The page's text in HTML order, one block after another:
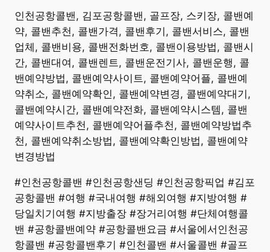
​인천공항콜밴, 김포공항콜밴, 골프장, 스키장, 콜밴예
약, 콜밴추천, 콜밴가격, 콜밴후기, 콜밴서비스, 콜밴
업체, 콜밴비용, 콜밴전화번호, 콜밴이용방법, 콜밴시
간, 콜밴대여, 콜밴렌트, 콜밴운전기사, 콜밴운행, 콜
밴예약방법, 콜밴예약사이트, 콜밴예약어플, 콜밴예
약취소, 콜밴예약확인, 콜밴예약변경, 콜밴예약대기,
콜밴예약시간, 콜밴예약전화, 콜밴예약시스템, 콜밴
예약사이트추천, 콜밴예약어플추천, 콜밴예약방법추
천, 콜밴예약취소방법, 콜밴예약확인방법, 콜밴예약
변경방법
#인천공항콜밴 #인천공항샌딩 #인천공항픽업 #김포
공항콜밴 #여행 #국내여행 #해외여행 #지방여행 #
당일치기여행 #지방출장 #장거리여행 #단체여행콜
밴 #공항콜밴예약 #공항콜밴요금 #서울에서인천공
항콜밴 #공항콜밴후기 #인천콜밴 #서울콜밴 #골프